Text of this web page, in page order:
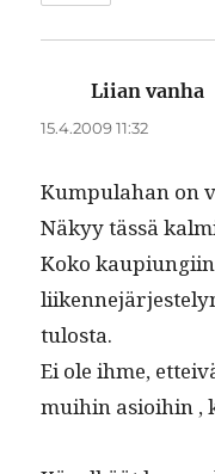
Liian vanha
15.4.2009 11:32
Kumpu­la­han on
Näkyy tässä
Koko
tulosta.
Ei ole ihme,
mui­hin asioi­hin ,